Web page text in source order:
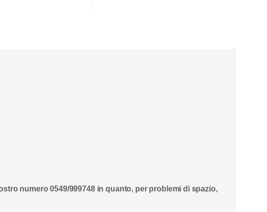
numero 0549/999748 in quanto, per problemi di spazio,